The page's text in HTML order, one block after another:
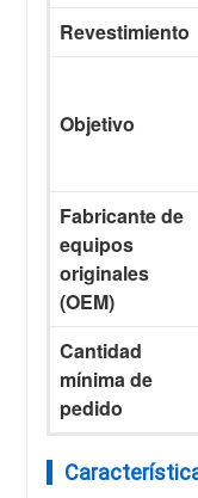
Revestimiento
Objetivo
Fabricante de
equipos
originales
(OEM)
Cantidad
mínima de
pedido